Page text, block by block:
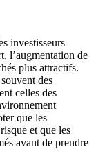
investisseurs
l’augmentation de
plus attractifs.
des
celles des
que les
et que les
avant de prendre